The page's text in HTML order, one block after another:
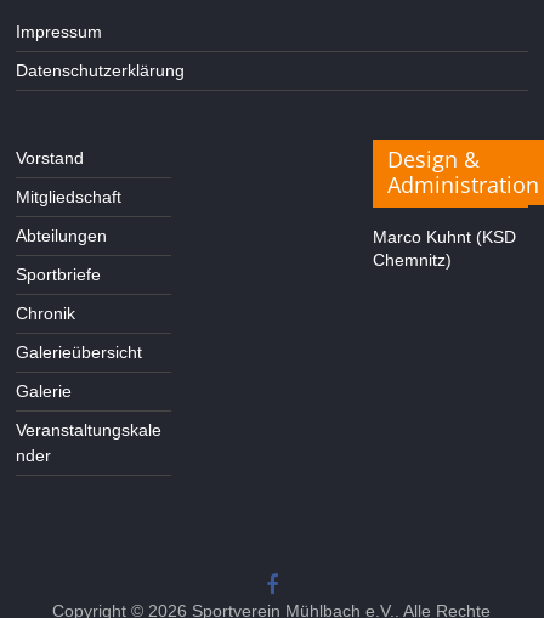
Impressum
Datenschutzerklärung
Vorstand
Mitgliedschaft
Abteilungen
Sportbriefe
Chronik
Galerieübersicht
Galerie
Veranstaltungskale
nder
Design &
Administration
Marco Kuhnt (KSD
Chemnitz)
Copyright © 2026 Sportverein Mühlbach e.V. . Alle Rechte